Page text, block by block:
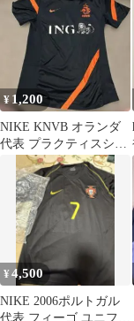
¥ 1,200
NIKE KNVB オランダ
代表 プラクティスシャ
¥4,500
NIKE 2006ポルトガル
代表 フィーゴ ユニフォ